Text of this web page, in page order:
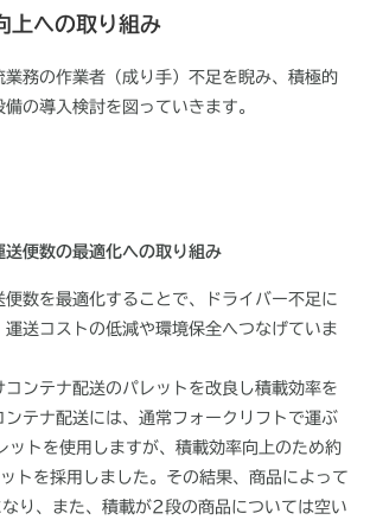
上への取り組み
業務の作業者（成り手）不足を睨み、積極的
の導入検討を図っていきます。
送便数の最適化への取り組み
便数を最適化することで、ドライバー不足に
送コストの低減や環境保全へつなげていま
コンテナ配送のパレットを改良し積載効率を
ンテナ配送には、通常フォークリフトで運ぶ
トを使用しますが、積載効率向上のため約
トを採用しました。その結果、商品によって
り、また、積載が2段の商品については空い